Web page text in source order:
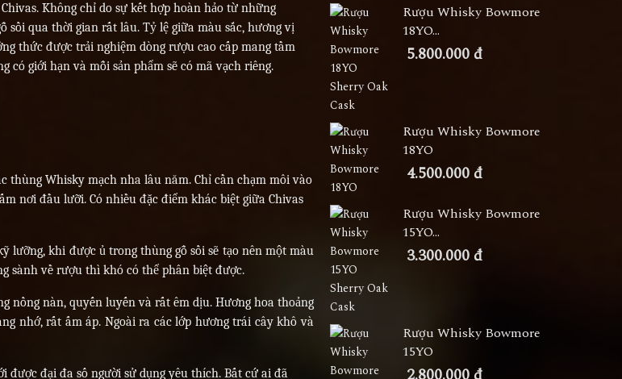
Không chỉ do sự kết hợp hoàn hảo từ những
sồi qua thời gian rất lâu. Tỷ lệ giữa màu sắc, hương vị
thức được trải nghiệm dòng rượu cao cấp mang tầm
có giới hạn và mỗi sản phẩm sẽ có mã vạch riêng.
thùng Whisky mạch nha lâu năm. Chỉ cần chạm môi vào
nơi đầu lưỡi. Có nhiều đặc điểm khác biệt giữa Chivas
lưỡng, khi được ủ trong thùng gỗ sồi sẽ tạo nên một màu
sành về rượu thì khó có thể phân biệt được.
nồng nàn, quyến luyến và rất êm dịu. Hương hoa thoảng
nhớ, rất ấm áp. Ngoài ra các lớp hương trái cây khô và
được đại đa số người sử dụng yêu thích. Bất cứ ai đã
Rượu Whisky Bowmore
18YO...
5.800.000 đ
Rượu Whisky Bowmore
18YO
4.500.000 đ
Rượu Whisky Bowmore
15YO...
3.300.000 đ
Rượu Whisky Bowmore
15YO